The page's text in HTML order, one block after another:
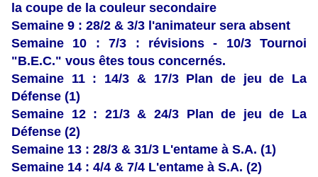
la coupe de la couleur secondaire
Semaine 9 : 28/2 & 3/3 l'animateur sera absent
Semaine 10 : 7/3 : révisions - 10/3 Tournoi
"B.E.C." vous êtes tous concernés.
Semaine 11 : 14/3 & 17/3 Plan de jeu de La
Défense (1)
Semaine 12 : 21/3 & 24/3 Plan de jeu de La
Défense (2)
Semaine 13 : 28/3 & 31/3 L'entame à S.A. (1)
Semaine 14 : 4/4 & 7/4 L'entame à S.A. (2)